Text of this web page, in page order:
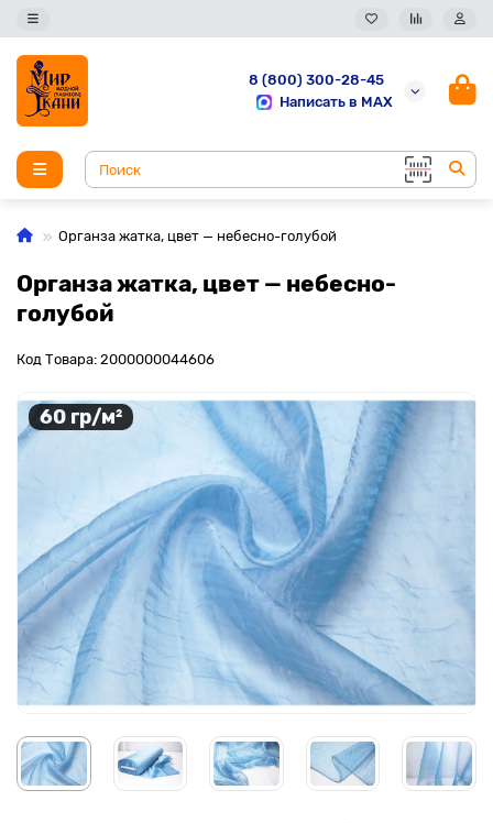
8 (800) 300-28-45
Написать в MAX
Органза жатка, цвет — небесно-голубой
Органза жатка, цвет — небесно-
голубой
Код Товара: 2000000044606
60 гр/м²